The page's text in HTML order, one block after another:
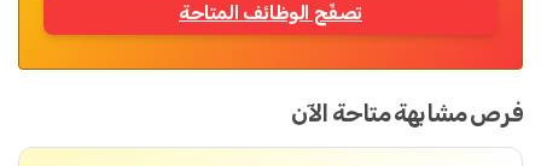
تصفّح الوظائف المتاحة
فرص مشابهة متاحة الآن